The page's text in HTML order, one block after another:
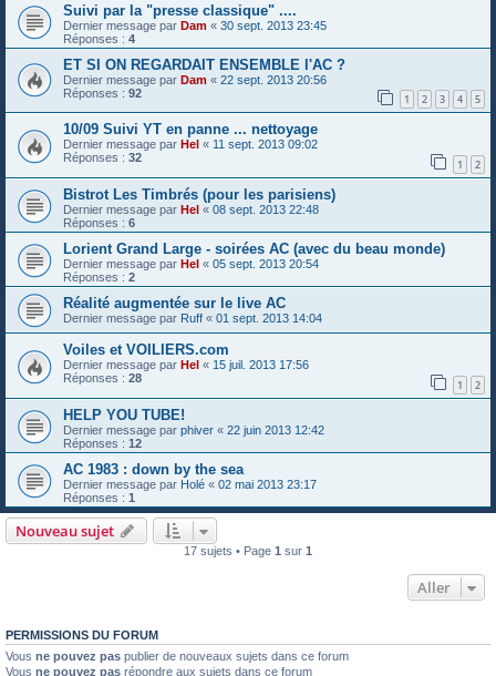
Suivi par la "presse classique" ....
Dernier message par Dam « 30 sept. 2013 23:45
Réponses : 4
ET SI ON REGARDAIT ENSEMBLE l'AC ?
Dernier message par Dam « 22 sept. 2013 20:56
Réponses : 92 1 2 3 4 5
10/09 Suivi YT en panne ... nettoyage
Dernier message par Hel « 11 sept. 2013 09:02
Réponses : 32 1 2
Bistrot Les Timbrés (pour les parisiens)
Dernier message par Hel « 08 sept. 2013 22:48
Réponses : 6
Lorient Grand Large - soirées AC (avec du beau monde)
Dernier message par Hel « 05 sept. 2013 20:54
Réponses : 2
Réalité augmentée sur le live AC
Dernier message par Ruff « 01 sept. 2013 14:04
Voiles et VOILIERS.com
Dernier message par Hel « 15 juil. 2013 17:56
Réponses : 28 1 2
HELP YOU TUBE!
Dernier message par phiver « 22 juin 2013 12:42
Réponses : 12
AC 1983 : down by the sea
Dernier message par Holé « 02 mai 2013 23:17
Réponses : 1
Nouveau sujet
17 sujets • Page 1 sur 1
Aller
PERMISSIONS DU FORUM
Vous ne pouvez pas publier de nouveaux sujets dans ce forum
Vous ne pouvez pas répondre aux sujets dans ce forum